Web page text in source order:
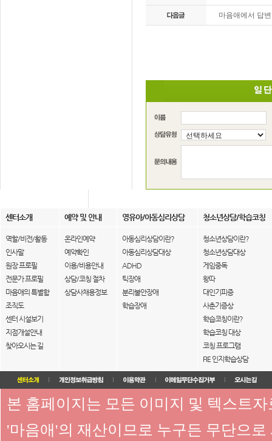
마음애에서 답
센터소개 예약 및 안내 영유아/아동심리상담 청소년상담/학습코칭
역할/비전/활동
인사말
원장 프로필
전문가 프로필
마음애의 특별함
조직도
센터 시설보기
지점개설안내
찾아오시는 길
온라인예약
예약확인
이용/비용안내
상담/코칭 절차
상담사채용정보
아동심리상담이란?
아동심리상담대상
ADHD
틱장애
분리불안장애
학습장애
청소년상담이란?
청소년상담대상
게임중독
왕따
대인기피증
사춘기증상
학습코칭이란?
학습코칭 대상
코칭 프로그램
FIE 인지학습상담
본 홈페이지는 모든 이미지 및 텍스트
'마음애'의 재산이므로 누구든 무단으